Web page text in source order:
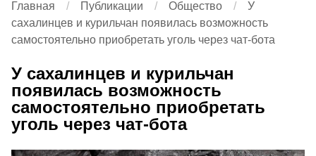
Главная Публикации Общество
У
сахалинцев и курильчан появилась возможность
самостоятельно приобретать уголь через чат-бота
У сахалинцев и курильчан
появилась возможность
самостоятельно приобретать
уголь через чат-бота